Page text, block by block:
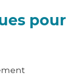
pour